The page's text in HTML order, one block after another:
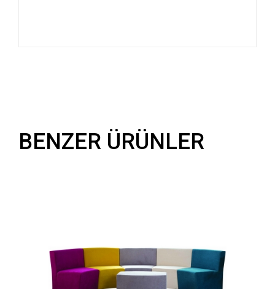
BENZER ÜRÜNLER